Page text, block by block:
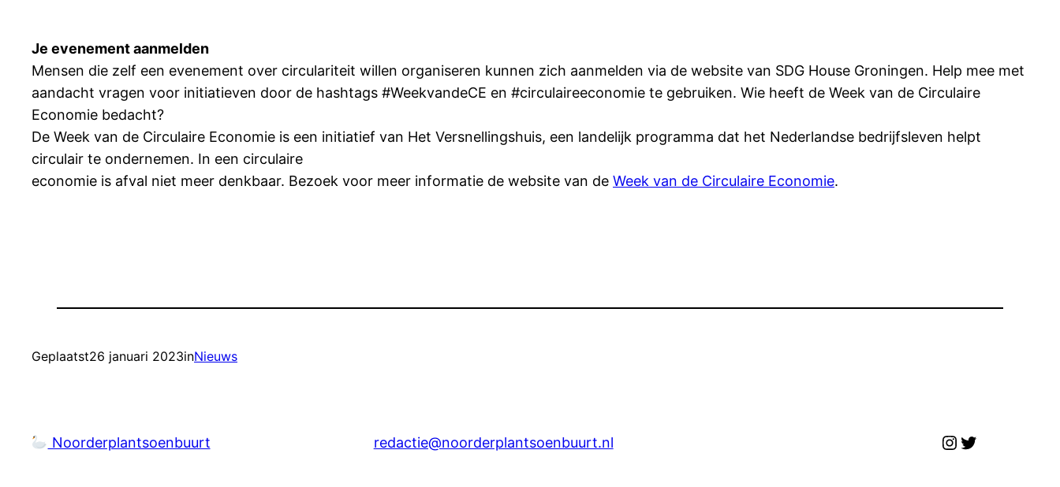
Je evenement aanmelden
Mensen die zelf een evenement over circulariteit willen organiseren kunnen zich aanmelden via de website van SDG House Groningen. Help mee met
aandacht vragen voor initiatieven door de hashtags #WeekvandeCE en #circulaireeconomie te gebruiken. Wie heeft de Week van de Circulaire
Economie bedacht?
De Week van de Circulaire Economie is een initiatief van Het Versnellingshuis, een landelijk programma dat het Nederlandse bedrijfsleven helpt
circulair te ondernemen. In een circulaire
economie is afval niet meer denkbaar. Bezoek voor meer informatie de website van de Week van de Circulaire Economie.
Geplaatst26 januari 2023inNieuws
Noorderplantsoenbuurt redactie@noorderplantsoenbuurt.nl Instagram
Twitter